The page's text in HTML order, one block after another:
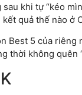
khi tự “kéo
kết quả thế nào ở
Best 5 của riêng
thời không quên